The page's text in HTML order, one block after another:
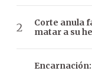
Corte anula
matar a su